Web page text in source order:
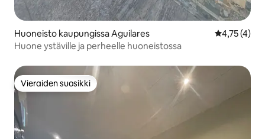
Huoneisto kaupungissa Aguilares
4,75 (4)
Huone ystäville ja perheelle huoneistossa
Vieraiden suosikki
Vieraiden suosikki